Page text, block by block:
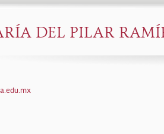
DEL PILAR